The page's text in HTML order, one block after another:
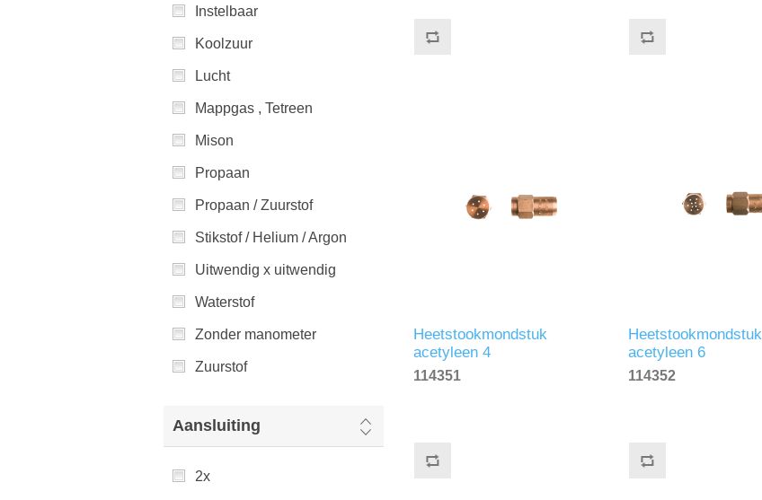
Instelbaar
Koolzuur
Lucht
Mappgas , Tetreen
Mison
Propaan
Propaan / Zuurstof
Stikstof / Helium / Argon
Uitwendig x uitwendig
Waterstof
Zonder manometer
Zuurstof
Aansluiting
2x
Heetstookmondstuk
acetyleen 4
114351
Heetstookmondstuk
acetyleen 6
114352